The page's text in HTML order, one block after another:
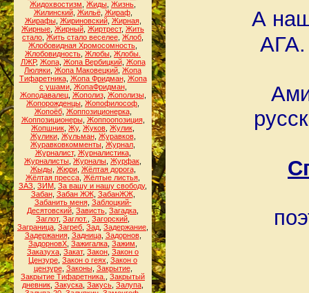
Жидохвостизм Жиды Жизнь
Жилинский, Жильё, Жираф,
Жирафы, Жириновский, Жирная,
Жирные Жирный Жиртрест, Жить
стало Жить стало веселее Жлоб
Жлобовидная Хромосомность
Жлобовидность Жлобы Жлобы.
ЛЖР, Жопа, Жопа Вербицкий, Жопа
Люляки Жопа Маковецкий Жопа
Тифаретника, Жопа Фридман, Жопа
с ушами, ЖопаФридман,
Жоподавалец, Жополиз, Жополизы,
Жопорожденцы Жопофилософ
Жопоёб, Жоппозиционерка,
Жоппозиционеры, Жоппоопозиция,
Жопшник Жу, Жуков Жулик
Жулики, Жульман, Журавков,
Журавковкомменты Журнал
Журналист, Журналистика,
Журналисты Журналы Журфак
Жыды, Жюри, Жёлтая дорога,
Жёлтая пресса Жёлтые листья
ЗАЗ ЗИМ За вашу и нашу свободу,
Забан, Забан ЖЖ, ЗабанЖЖ,
Забанить меня, Заблоцкий-
Десятовский Зависть Загадка
Заглот, Заглот. Загорский
Заграница Загреб Зад Задержание
Задержания, Задница, Задорнов,
ЗадорновХ Зажигалка Зажим
Заказуха Закат, Закон Закон о
Цензуре Закон о геях Закон о
цензуре, Законы, Закрытие,
Закрытие Тифаретника.
Закрытый
дневник Закуска Закусь Залупа
А
АГА.